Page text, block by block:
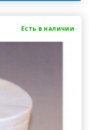
Есть в наличии